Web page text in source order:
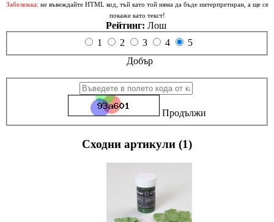
Забележка: не въвеждайте HTML код, тъй като той няма да бъде интерпретиран, а ще се
покаже като текст!
Рейтинг: Лош
1
2 3 4
5
Добър
Продължи
Сходни артикули (1)